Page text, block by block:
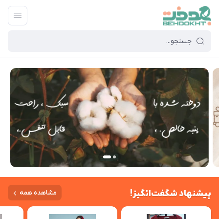
پیشنهاد شگفت‌انگیز! مشاهده همه